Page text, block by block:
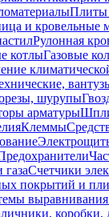
Плиты
и кровельные
Рулонная
котлыГазовые
шурупы
арматуры
Клеммы
Счетчики
покрытий и
коробки,